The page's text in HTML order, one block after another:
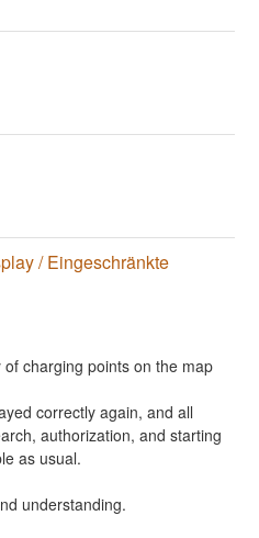
/ Eingeschränkte
charging points on the map
correctly again, and all
authorization, and starting
as usual.
understanding.